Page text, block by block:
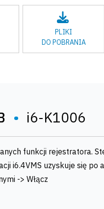
PLIKI
DO POBRANIA
• i6-K1006
funkcji rejestratora.
i6.4VMS uzyskuje się
-> Włącz